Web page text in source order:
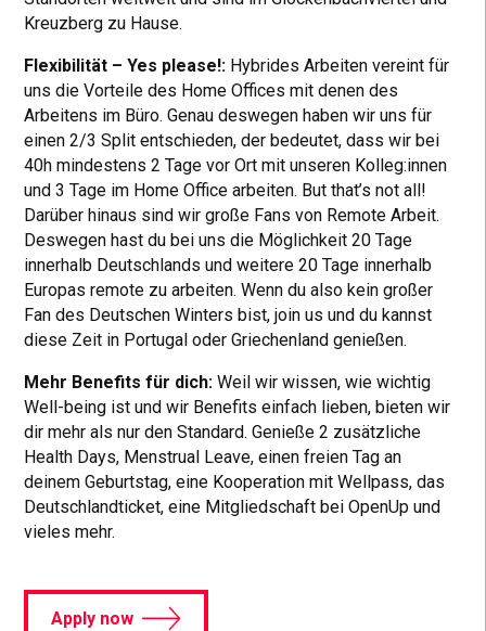
Kreuzberg zu Hause.
Flexibilität – Yes please!: Hybrides Arbeiten vereint für
uns die Vorteile des Home Offices mit denen des
Arbeitens im Büro. Genau deswegen haben wir uns für
einen 2/3 Split entschieden, der bedeutet, dass wir bei
40h mindestens 2 Tage vor Ort mit unseren Kolleg:innen
und 3 Tage im Home Office arbeiten. But that’s not all!
Darüber hinaus sind wir große Fans von Remote Arbeit.
Deswegen hast du bei uns die Möglichkeit 20 Tage
innerhalb Deutschlands und weitere 20 Tage innerhalb
Europas remote zu arbeiten. Wenn du also kein großer
Fan des Deutschen Winters bist, join us und du kannst
diese Zeit in Portugal oder Griechenland genießen.
Mehr Benefits für dich: Weil wir wissen, wie wichtig
Well-being ist und wir Benefits einfach lieben, bieten wir
dir mehr als nur den Standard. Genieße 2 zusätzliche
Health Days, Menstrual Leave, einen freien Tag an
deinem Geburtstag, eine Kooperation mit Wellpass, das
Deutschlandticket, eine Mitgliedschaft bei OpenUp und
vieles mehr.
Apply now